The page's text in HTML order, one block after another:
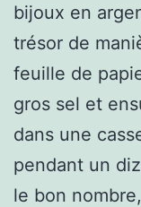
bijoux en
trésor de
feuille de
gros sel et
dans une
pendant un
le bon